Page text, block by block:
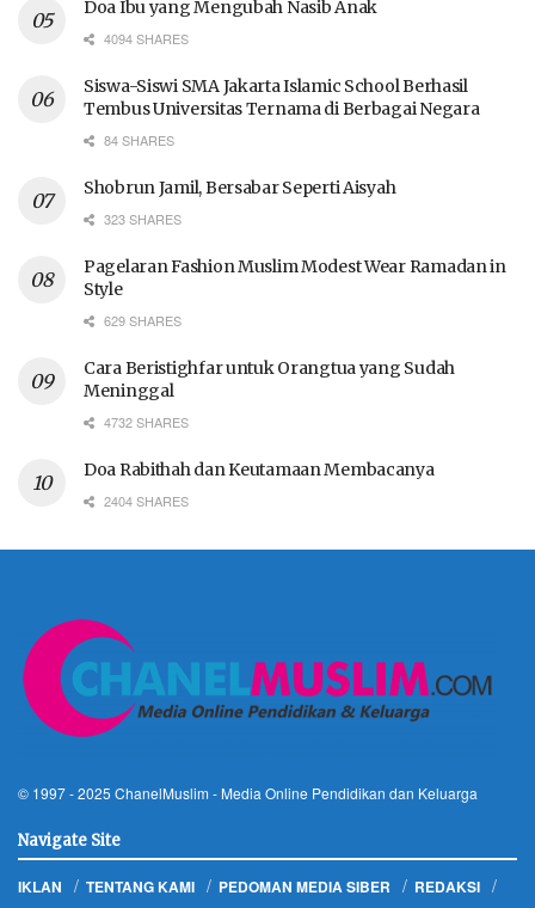
Doa Ibu yang Mengubah Nasib Anak
4094 SHARES
Siswa-Siswi SMA Jakarta Islamic School Berhasil
Tembus Universitas Ternama di Berbagai Negara
84 SHARES
Shobrun Jamil, Bersabar Seperti Aisyah
323 SHARES
Pagelaran Fashion Muslim Modest Wear Ramadan in
Style
629 SHARES
Cara Beristighfar untuk Orangtua yang Sudah
Meninggal
4732 SHARES
Doa Rabithah dan Keutamaan Membacanya
2404 SHARES
© 1997 - 2025 ChanelMuslim - Media Online Pendidikan dan Keluarga
Navigate Site
IKLAN TENTANG KAMI PEDOMAN MEDIA SIBER
REDAKSI